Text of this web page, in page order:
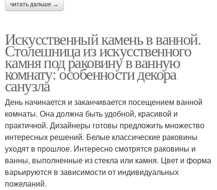
читать дальше →
Искусственный камень в ванной.
Столешница из искусственного
камня под раковину в ванную
комнату: особенности декора
санузла
День начинается и заканчивается посещением ванной
комнаты. Она должна быть удобной, красивой и
практичной. Дизайнеры готовы предложить множество
интересных решений. Белые классические раковины
уходят в прошлое. Интересно смотрятся раковины и
ванны, выполненные из стекла или камня. Цвет и форма
варьируются в зависимости от индивидуальных
пожеланий.